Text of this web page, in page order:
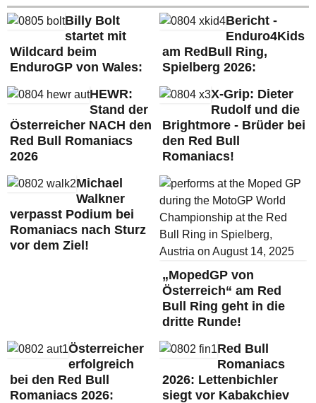
Billy Bolt
startet mit
Wildcard beim
EnduroGP von Wales:
Bericht -
Enduro4Kids
am RedBull Ring,
Spielberg 2026:
HEWR:
Stand der
Österreicher NACH den
Red Bull Romaniacs
2026
X-Grip: Dieter
Rudolf und die
Brightmore - Brüder bei
den Red Bull
Romaniacs!
Michael
Walkner
verpasst Podium bei
Romaniacs nach Sturz
vor dem Ziel!
„MopedGP von
Österreich“ am Red
Bull Ring geht in die
dritte Runde!
Österreicher
erfolgreich
bei den Red Bull
Romaniacs 2026:
Red Bull
Romaniacs
2026: Lettenbichler
siegt vor Kabakchiev